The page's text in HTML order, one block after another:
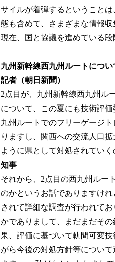
サイルが着弾するということ
態も含めて、さまざまな情報
現在、国と協議を進めている段
九州新幹線西九州ルートについ
記者（朝日新聞）
2点目が、九州新幹線西九州ル
について、この夏にも技術評
九州ルートでのフリーゲージ
りますし、関西への交流人口
ように県として対処されてい
知事
それから、2点目の西九州ルー
のかというお話でありますけ
されて詳細な調査が行われて
かでありまして、まだまだそ
果、評価に基づいて軌間可変
がら今後の対処方針等につい